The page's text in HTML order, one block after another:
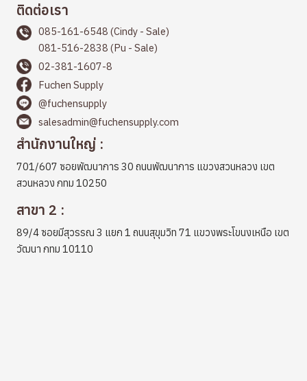
ติดต่อเรา
085-161-6548 (Cindy - Sale)
081-516-2838 (Pu - Sale)
02-381-1607-8
Fuchen Supply
@fuchensupply
salesadmin@fuchensupply.com
สำนักงานใหญ่ :
701/607 ซอยพัฒนาการ 30 ถนนพัฒนาการ แขวงสวนหลวง เขต
สวนหลวง กทม 10250
สาขา 2 :
89/4 ซอยมีสุวรรณ 3 แยก 1 ถนนสุขุมวิท 71 แขวงพระโขนงเหนือ เขต
วัฒนา กทม 10110